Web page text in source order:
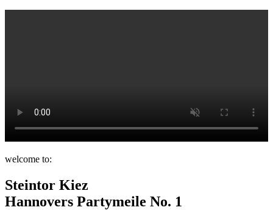
welcome to:
Steintor Kiez
Hannovers Partymeile No. 1